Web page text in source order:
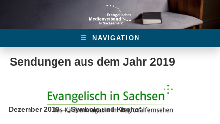
NAVIGATION
Sendungen aus dem Jahr 2019
Dezember 2019 – „Symbole und Kirche“